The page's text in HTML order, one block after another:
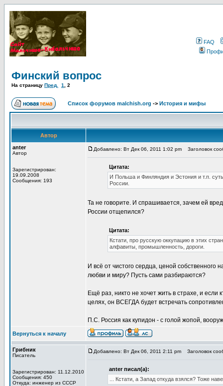
FAQ
Финский вопрос
На страницу Пред. 1 2
Список форумов malchish.org -> История и мифы
Автор
anter
Автор
Зарегистрирован:
19.09.2008
Сообщения: 193
Добавлено: Вт Дек 06, 2011 1:02 pm Заголовок
Цитата:
И Польша и Финляндия и Эстония и т.п.
России.
Та не говорите. И спрашивается, зачем ей
России отщепился?
Цитата:
Кстати, про русскую оккупацию в этих
алфавиты, промышленность, дороги.
И всё от чистого сердца, ценой собственного
любви и миру? Пусть сами разбираются?
Ещё раз, никто не хочет жить в страхе, и если
целях, он ВСЕГДА будет встречать
П.С. Россия как купидон - с голой жопой,
Вернуться к началу
Грибник
Писатель
Зарегистрирован: 11.12.2010
Сообщения: 450
Откуда: инженер из СССР
Добавлено: Вт Дек 06, 2011 2:11 pm Заголовок
anter писал(а):
... Кстати, а Запад откуда взялся? Тоже